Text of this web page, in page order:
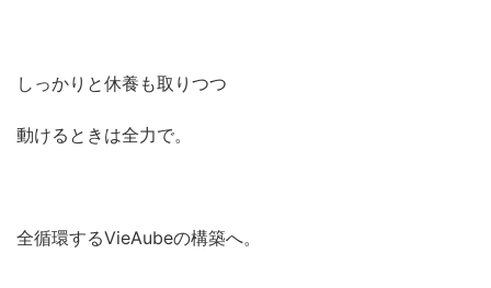
しっかりと休養も取りつつ
動けるときは全力で。
全循環するVieAubeの構築へ。